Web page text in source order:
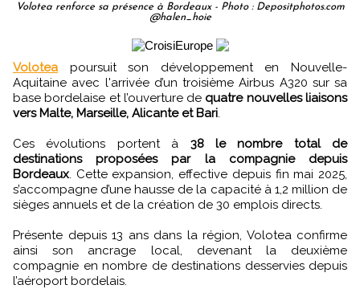
Volotea renforce sa présence à Bordeaux - Photo : Depositphotos.com
@halen_hoie
Volotea poursuit son développement en Nouvelle-
Aquitaine avec l'arrivée d’un troisième Airbus A320 sur sa
base bordelaise et l’ouverture de quatre nouvelles liaisons
vers Malte, Marseille, Alicante et Bari
Ces évolutions portent à 38 le nombre total de
destinations proposées par la compagnie depuis
Bordeaux . Cette expansion, effective depuis fin mai 2025,
s’accompagne d’une hausse de la capacité à 1,2 million de
sièges annuels et de la création de 30 emplois directs.
Présente depuis 13 ans dans la région, Volotea confirme
ainsi son ancrage local, devenant la deuxième
compagnie en nombre de destinations desservies depuis
l’aéroport bordelais.